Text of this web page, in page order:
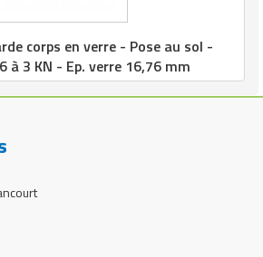
corps en verre - Pose au sol -
à 3 KN - Ep. verre 16,76 mm